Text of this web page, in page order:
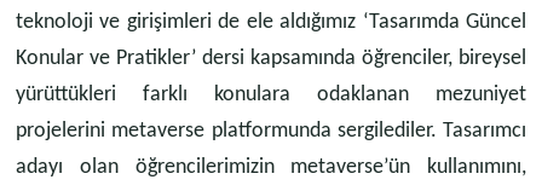
teknoloji ve girişimleri de ele aldığımız ‘Tasarımda Güncel
Konular ve Pratikler’ dersi kapsamında öğrenciler, bireysel
yürüttükleri farklı konulara odaklanan mezuniyet
projelerini metaverse platformunda sergilediler. Tasarımcı
adayı olan öğrencilerimizin metaverse’ün kullanımını,